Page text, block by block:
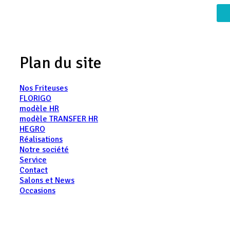
Plan du site
Nos Friteuses
FLORIGO
modèle HR
modèle TRANSFER HR
HEGRO
Réalisations
Notre société
Service
Contact
Salons et News
Occasions